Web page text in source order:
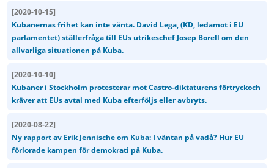
[2020-10-15]
Kubanernas frihet kan inte vänta. David Lega, (KD, ledamot i EU
parlamentet) ställerfråga till EUs utrikeschef Josep Borell om den
allvarliga situationen på Kuba.
[2020-10-10]
Kubaner i Stockholm protesterar mot Castro-diktaturens förtryckoch
kräver att EUs avtal med Kuba efterföljs eller avbryts.
[2020-08-22]
Ny rapport av Erik Jennische om Kuba: I väntan på vadå? Hur EU
förlorade kampen för demokrati på Kuba.